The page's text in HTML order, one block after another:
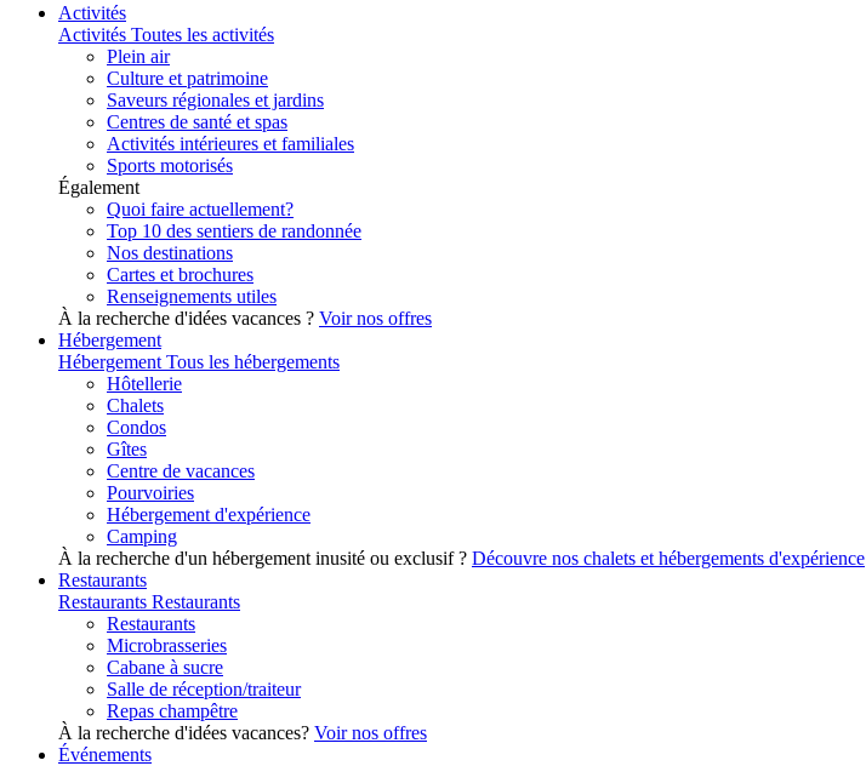
Activités
Activités Toutes les activités
Plein air
Culture et patrimoine
Saveurs régionales et jardins
Centres de santé et spas
Activités intérieures et familiales
Sports motorisés
Également
Quoi faire actuellement?
Top 10 des sentiers de randonnée
Nos destinations
Cartes et brochures
Renseignements utiles
À la recherche d'idées vacances ? Voir nos offres
Hébergement
Hébergement Tous les hébergements
Hôtellerie
Chalets
Condos
Gîtes
Centre de vacances
Pourvoiries
Hébergement d'expérience
Camping
À la recherche d'un hébergement inusité ou exclusif ? Découvre nos chalets et hébergements d'expérience
Restaurants
Restaurants Restaurants
Restaurants
Microbrasseries
Cabane à sucre
Salle de réception/traiteur
Repas champêtre
À la recherche d'idées vacances? Voir nos offres
Événements